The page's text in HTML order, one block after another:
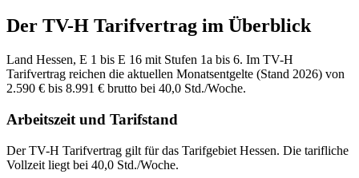
Der TV-H Tarifvertrag im Überblick
Land Hessen, E 1 bis E 16 mit Stufen 1a bis 6. Im TV-H
Tarifvertrag reichen die aktuellen Monatsentgelte (Stand 2026) von
2.590 € bis 8.991 € brutto bei 40,0 Std./Woche.
Arbeitszeit und Tarifstand
Der TV-H Tarifvertrag gilt für das Tarifgebiet Hessen. Die tarifliche
Vollzeit liegt bei 40,0 Std./Woche.